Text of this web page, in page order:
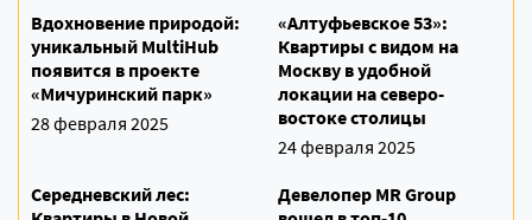
Вдохновение природой:
уникальный MultiHub
появится в проекте
«Мичуринский парк»
28 февраля 2025
«Алтуфьевское 53»:
Квартиры с видом на
Москву в удобной
локации на северо-
востоке столицы
24 февраля 2025
Середневский лес:
Девелопер MR Group